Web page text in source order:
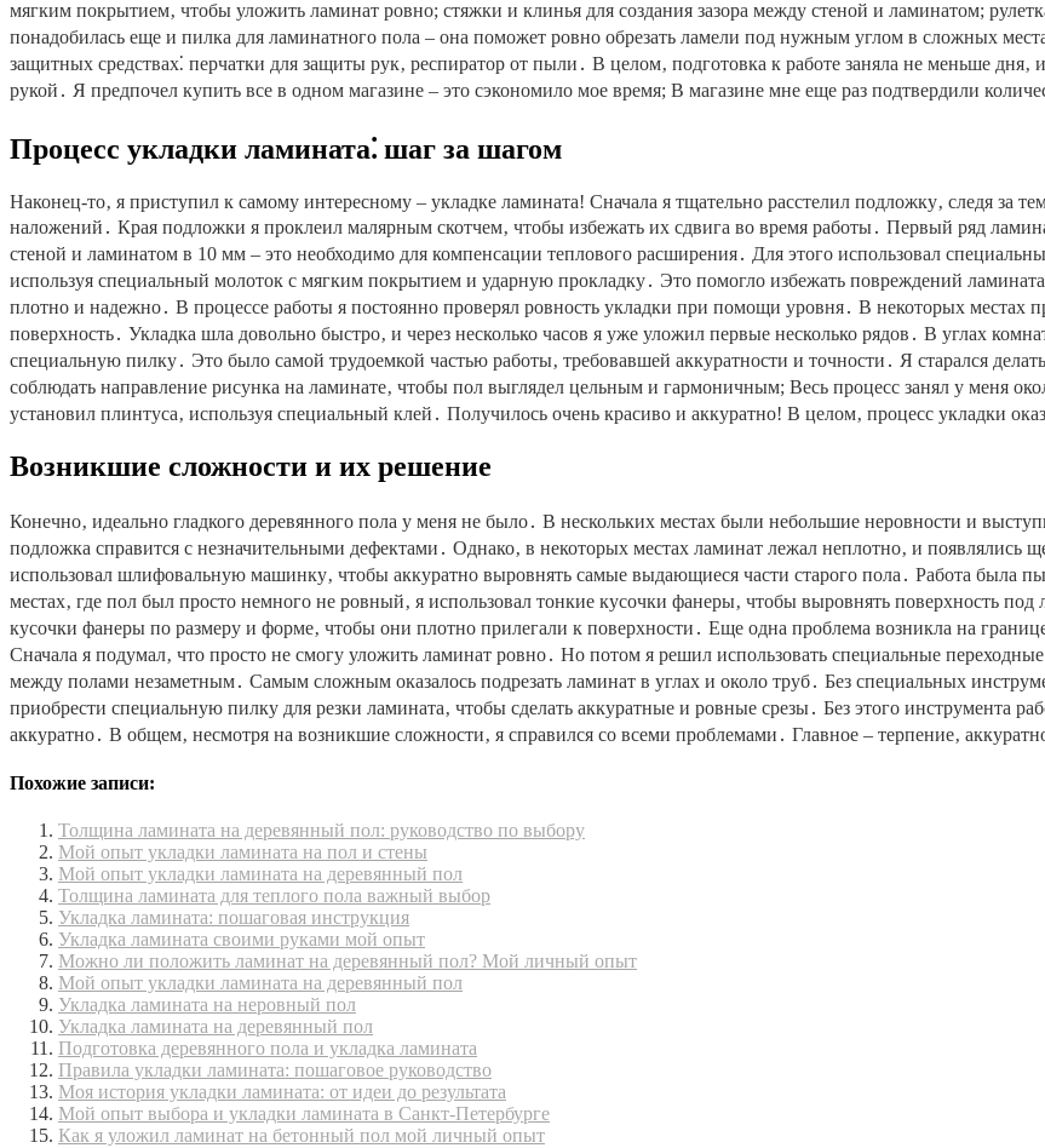
мягким покрытием‚ чтобы уложить ламинат ровно; стяжки и клинья для создания зазора между стеной и ламинатом;
понадобилась еще и пилка для ламинатного пола – она поможет ровно обрезать ламели под нужным углом в сложных
защитных средствах⁚ перчатки для защиты рук‚ респиратор от пыли․ В целом‚ подготовка к работе заняла не меньше
рукой․ Я предпочел купить все в одном магазине – это сэкономило мое время; В магазине мне еще раз подтвердили
Процесс укладки ламината⁚ шаг за шагом
Наконец-то‚ я приступил к самому интересному – укладке ламината! Сначала я тщательно расстелил подложку‚ следя за
наложений․ Края подложки я проклеил малярным скотчем‚ чтобы избежать их сдвига во время работы․ Первый ряд
стеной и ламинатом в 10 мм – это необходимо для компенсации теплового расширения․ Для этого использовал
используя специальный молоток с мягким покрытием и ударную прокладку․ Это помогло избежать повреждений
плотно и надежно․ В процессе работы я постоянно проверял ровность укладки при помощи уровня․ В некоторых
поверхность․ Укладка шла довольно быстро‚ и через несколько часов я уже уложил первые несколько рядов․ В углах
специальную пилку․ Это было самой трудоемкой частью работы‚ требовавшей аккуратности и точности․ Я старался
соблюдать направление рисунка на ламинате‚ чтобы пол выглядел цельным и гармоничным; Весь процесс занял у меня
установил плинтуса‚ используя специальный клей․ Получилось очень красиво и аккуратно! В целом‚ процесс укладки
Возникшие сложности и их решение
Конечно‚ идеально гладкого деревянного пола у меня не было․ В нескольких местах были небольшие неровности и
подложка справится с незначительными дефектами․ Однако‚ в некоторых местах ламинат лежал неплотно‚ и
использовал шлифовальную машинку‚ чтобы аккуратно выровнять самые выдающиеся части старого пола․ Работа была
местах‚ где пол был просто немного не ровный‚ я использовал тонкие кусочки фанеры‚ чтобы выровнять поверхность
кусочки фанеры по размеру и форме‚ чтобы они плотно прилегали к поверхности․ Еще одна проблема возникла на
Сначала я подумал‚ что просто не смогу уложить ламинат ровно․ Но потом я решил использовать специальные
между полами незаметным․ Самым сложным оказалось подрезать ламинат в углах и около труб․ Без специальных
приобрести специальную пилку для резки ламината‚ чтобы сделать аккуратные и ровные срезы․ Без этого инструмента
аккуратно․ В общем‚ несмотря на возникшие сложности‚ я справился со всеми проблемами․ Главное – терпение‚
Похожие записи:
Толщина ламината на деревянный пол: руководство по выбору
Мой опыт укладки ламината на пол и стены
Мой опыт укладки ламината на деревянный пол
Толщина ламината для теплого пола важный выбор
Укладка ламината: пошаговая инструкция
Укладка ламината своими руками мой опыт
Можно ли положить ламинат на деревянный пол? Мой личный опыт
Мой опыт укладки ламината на деревянный пол
Укладка ламината на неровный пол
Укладка ламината на деревянный пол
Подготовка деревянного пола и укладка ламината
Правила укладки ламината: пошаговое руководство
Моя история укладки ламината: от идеи до результата
Мой опыт выбора и укладки ламината в Санкт-Петербурге
Как я уложил ламинат на бетонный пол мой личный опыт